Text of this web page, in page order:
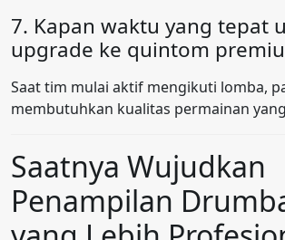
7. Kapan waktu yang tepat
upgrade ke quintom
Saat tim mulai aktif mengikuti lomba,
membutuhkan kualitas permainan
Saatnya Wujudkan
Penampilan